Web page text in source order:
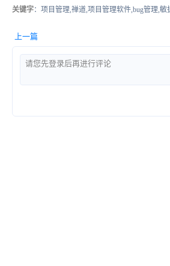
关键字：项目管理,禅道,项目管理软件,bug管理,敏
上一篇